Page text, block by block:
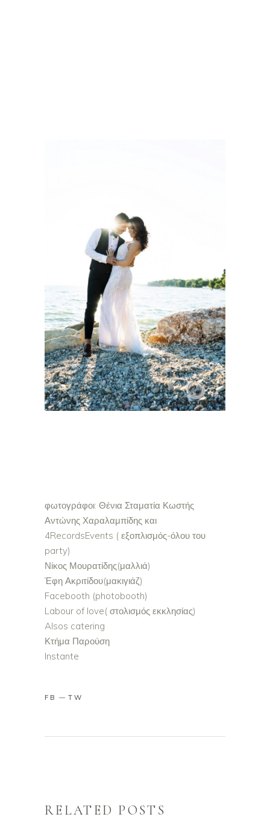
φωτογράφοι: Θένια Σταματία Κωστής
Αντώνης Χαραλαμπίδης και
4RecordsEvents ( εξοπλισμός-όλου του
party)
Νίκος Μουρατίδης(μαλλιά)
Έφη Ακριτίδου(μακιγιάζ)
Facebooth (photobooth)
Labour of love( στολισμός εκκλησίας)
Alsos catering
Κτήμα Παρούση
Instante
FB TW
RELATED POSTS